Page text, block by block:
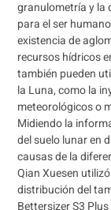
granulometría y la
para el ser
existencia de
recursos hídricos
también pueden
la Luna, como la
meteorológicos o
Midiendo la
del suelo lunar en
causas de la
Qian Xuesen
distribución del
Bettersizer S3